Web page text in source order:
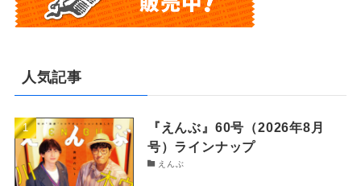
人気記事
『えんぶ』60号（2026年8月
号）ラインナップ
えんぶ